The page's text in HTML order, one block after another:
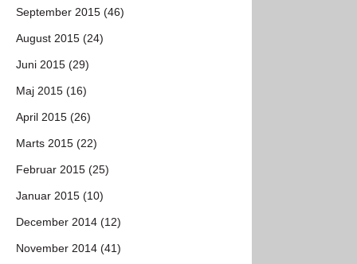
September 2015 (46)
August 2015 (24)
Juni 2015 (29)
Maj 2015 (16)
April 2015 (26)
Marts 2015 (22)
Februar 2015 (25)
Januar 2015 (10)
December 2014 (12)
November 2014 (41)